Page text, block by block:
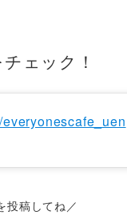
ェック！
投稿してね／